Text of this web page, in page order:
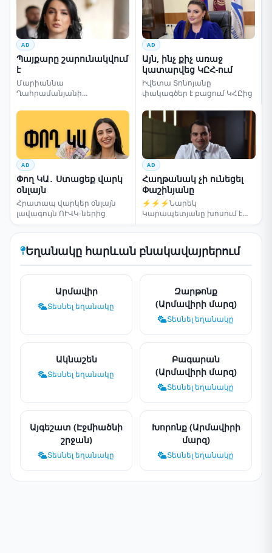
AD
Պայքարը շարունակվում
է
Մարիաննա
Ղահրամանյանի
AD
Այն, ինչ քիչ առաջ
կատարվեց ԿԸՀ-ում
Իվետա Տոնոյանը
փակագծեր է բացում ԿՀԸից
AD
Փող ԿԱ․ Ստացեք վարկ
օնլայն
Հրատապ վարկեր օնլայն
լավագույն ՈՒՎԿ-ներից
AD
Հաղթանակ չի ունեցել
Փաշինյանը
⚡⚡⚡Նարեկ
Կարապետյանը խոսում է
ընտրությունների մասին
Եղանակը հարևան բնակավայրերում
Արմավիր
Տեսնել եղանակը
Զարթոնք
(Արմավիրի մարզ)
Տեսնել եղանակը
Ակնաշեն
Տեսնել եղանակը
Բագարան
(Արմավիրի մարզ)
Տեսնել եղանակը
Այգեշատ (Էջմիածնի
շրջան)
Տեսնել եղանակը
Խորոնք (Արմավիրի
մարզ)
Տեսնել եղանակը